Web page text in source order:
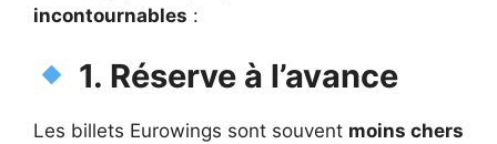
incontournables :
1. Réserve à l’avance
Les billets Eurowings sont souvent moins chers